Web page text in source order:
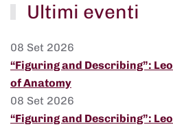
Ultimi eventi
08 Set 2026
“Figuring and Describing”:
of Anatomy
08 Set 2026
“Figuring and Describing”: